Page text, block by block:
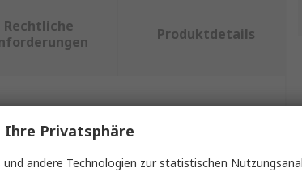
Rechtliche
Produktdetails
Eigenschaften auswählen.
Wert
Privatsphäre
und andere Technologien zur statistischen